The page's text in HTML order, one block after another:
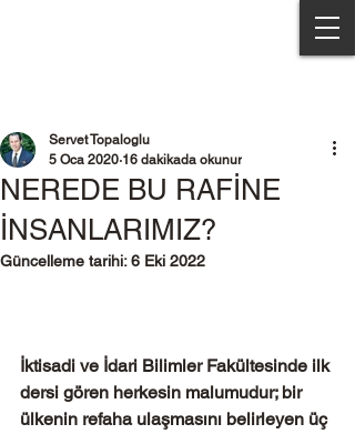
NEREDE BU RAFİNE
İNSANLARIMIZ?
Servet Topaloglu
5 Oca 2020 16 dakikada okunur
Güncelleme tarihi:6 Eki 2022
İktisadi ve İdari Bilimler Fakültesinde ilk
dersi gören herkesin malumudur; bir
ülkenin refaha ulaşmasını belirleyen üç